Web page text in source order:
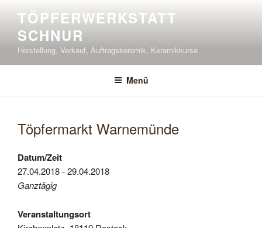
springen
TÖPFERWERKSTATT
SCHNUR
Herstellung, Verkauf, Auftragskeramik, Keramikkurse
Menü
Töpfermarkt Warnemünde
Datum/Zeit
27.04.2018 - 29.04.2018
Ganztägig
Veranstaltungsort